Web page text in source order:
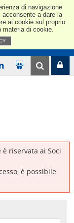
di navigazione
a dare la
ai cookie sul proprio
di cookie.
riservata ai Soci
è possibile